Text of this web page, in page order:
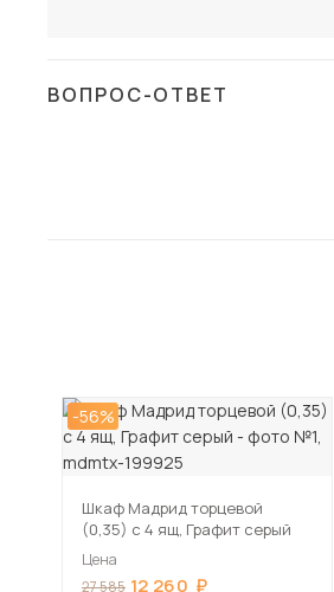
ВОПРОС-ОТВЕТ
-56%
Шкаф Мадрид торцевой
(0,35) с 4 ящ, Графит серый
Цена
27 585 12 260